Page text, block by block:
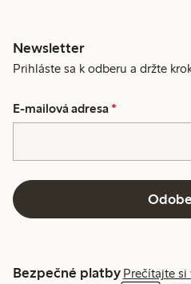
Newsletter
Prihláste sa k odberu a držte
E-mailová adresa *
Bezpečné platby Prečítajte